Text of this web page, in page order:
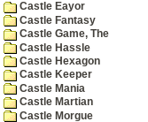
Castle Eayor
Castle Fantasy
Castle Game, The
Castle Hassle
Castle Hexagon
Castle Keeper
Castle Mania
Castle Martian
Castle Morgue